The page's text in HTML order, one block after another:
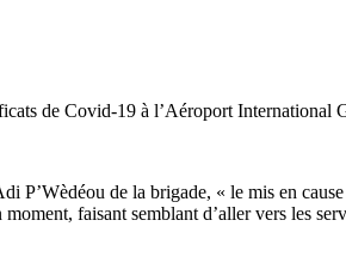
de Covid-19 à l’Aéroport
P’Wèdéou de la brigade, « le mis en
faisant semblant d’aller vers les